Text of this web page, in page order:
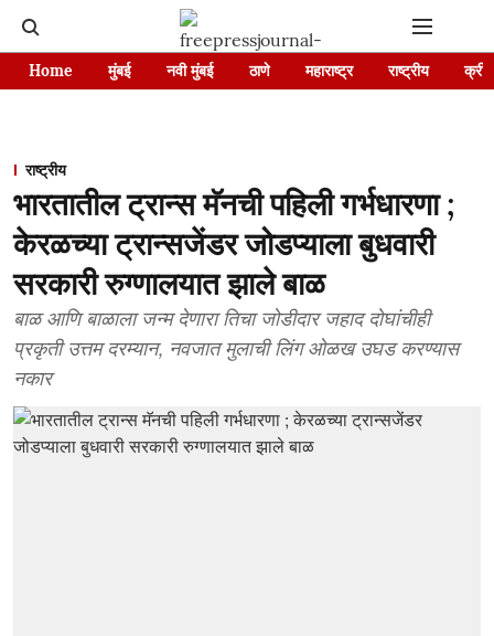
Home मुंबई नवी मुंबई ठाणे महाराष्ट्र राष्ट्रीय
राष्ट्रीय
भारतातील ट्रान्स मॅनची पहिली गर्भधारणा ;
केरळच्या ट्रान्सजेंडर जोडप्याला बुधवारी
सरकारी रुग्णालयात झाले बाळ
बाळ आणि बाळाला जन्म देणारा तिचा जोडीदार जहाद दोघांचीही
प्रकृती उत्तम दरम्यान, नवजात मुलाची लिंग ओळख उघड करण्यास
नकार